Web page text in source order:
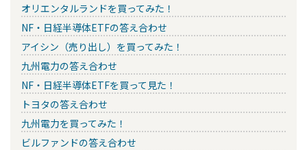
オリエンタルランドを買ってみた！
NF・日経半導体ETFの答え合わせ
アイシン（売り出し）を買ってみた！
九州電力の答え合わせ
NF・日経半導体ETFを買って見た！
トヨタの答え合わせ
九州電力を買ってみた！
ビルファンドの答え合わせ